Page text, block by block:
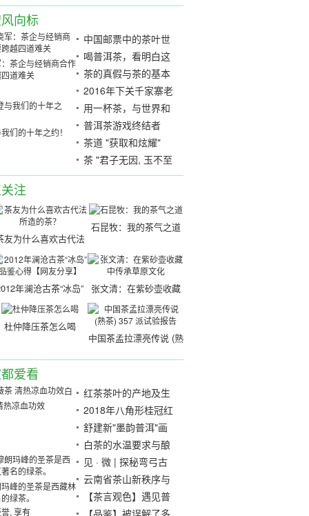
, 享有
向标
茶企与经销商合作
道难关
中国邮票中的茶叶世
界
喝普洱茶，看明白这
张图就够了！
茶的真假与茶的基本
特性是可以区别的。
2016年下关千家寨老
树圆茶开汤品鉴
们的十年之约！
用一杯茶，与世界和
平共处
普洱茶游戏终结者
「高手杀茶」
茶道 "获取和炫耀"
茶 "君子无因, 玉不至
身"
注
石昆牧：我的茶气之道
友为什么喜欢古代法
所造的茶？
张文清：在紫砂壶收藏
中传承草原文化
年澜沧古茶“冰岛”
品鉴心得【网友分享】
中国茶孟拉漂亮传说 (熟
杜仲降压茶怎么喝
爱看
白
热凉血功效
红茶茶叶的产地及生
长环境
2018年八角形桂冠红
茶试制报告
舒建新"墨韵普洱"画
展11月亮相山东博物
馆
白茶的水温要求与酿
造技术
峰的圣茶是西藏林
绿茶。
见 · 微 | 探秘弯弓古
茶园
云南省茶山新秩序与
产权时代小树茶园建
【茶言观色】遇见普